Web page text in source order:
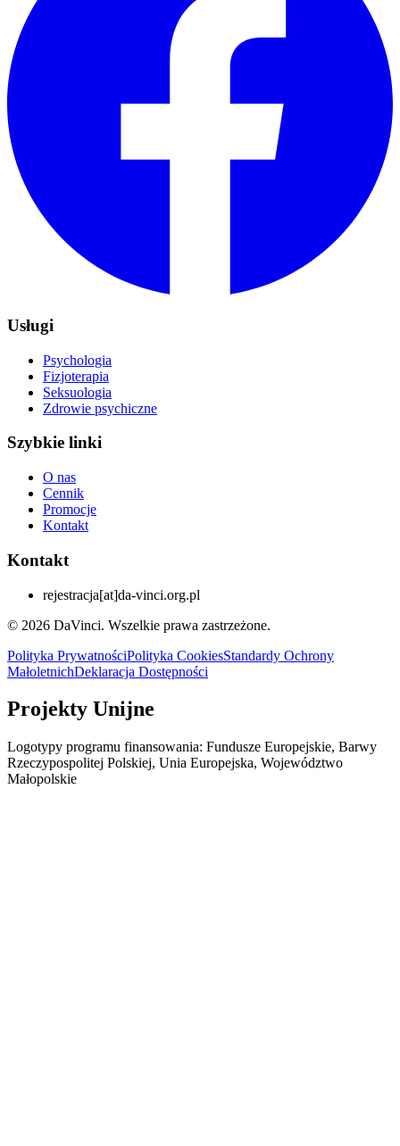
Usługi
Psychologia
Fizjoterapia
Seksuologia
Zdrowie psychiczne
Szybkie linki
O nas
Cennik
Promocje
Kontakt
Kontakt
rejestracja[at]da-vinci.org.pl
© 2026 DaVinci. Wszelkie prawa zastrzeżone.
Polityka PrywatnościPolityka CookiesStandardy Ochrony
MałoletnichDeklaracja Dostępności
Projekty Unijne
Logotypy programu finansowania: Fundusze Europejskie, Barwy
Rzeczypospolitej Polskiej, Unia Europejska, Województwo
Małopolskie